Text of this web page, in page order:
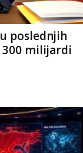
poslednjih
300 milijardi